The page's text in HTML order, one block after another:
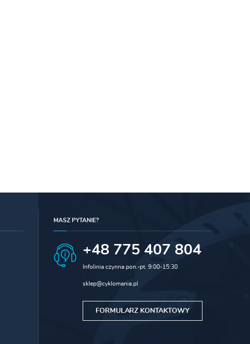
MASZ PYTANIE?
+48 775 407 804
Infolinia czynna pon.-pt. 9:00-15:30
sklep@cyklomania.pl
FORMULARZ KONTAKTOWY